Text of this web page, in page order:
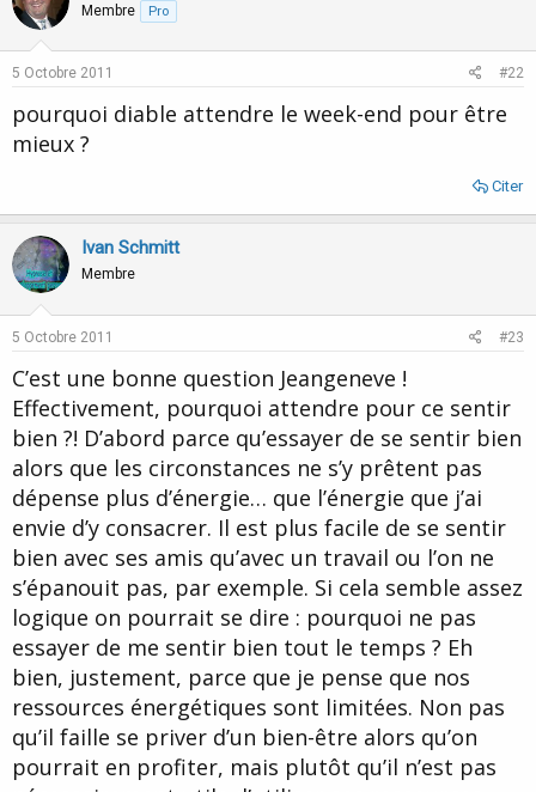
Membre Pro
5 Octobre 2011 #22
pourquoi diable attendre le week-end pour être
mieux ?
Citer
Ivan Schmitt
Membre
5 Octobre 2011 #23
C’est une bonne question Jeangeneve !
Effectivement, pourquoi attendre pour ce sentir
bien ?! D’abord parce qu’essayer de se sentir bien
alors que les circonstances ne s’y prêtent pas
dépense plus d’énergie… que l’énergie que j’ai
envie d’y consacrer. Il est plus facile de se sentir
bien avec ses amis qu’avec un travail ou l’on ne
s’épanouit pas, par exemple. Si cela semble assez
logique on pourrait se dire : pourquoi ne pas
essayer de me sentir bien tout le temps ? Eh
bien, justement, parce que je pense que nos
ressources énergétiques sont limitées. Non pas
qu’il faille se priver d’un bien-être alors qu’on
pourrait en profiter, mais plutôt qu’il n’est pas